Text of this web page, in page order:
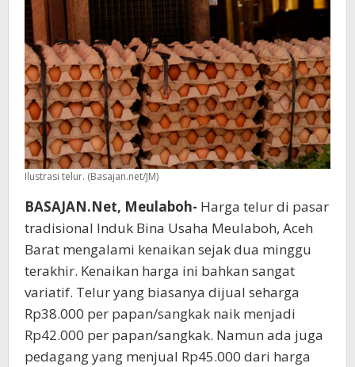
Ilustrasi telur. (Basajan.net/JM)
BASAJAN.Net, Meulaboh- Harga telur di pasar
tradisional Induk Bina Usaha Meulaboh, Aceh
Barat mengalami kenaikan sejak dua minggu
terakhir. Kenaikan harga ini bahkan sangat
variatif. Telur yang biasanya dijual seharga
Rp38.000 per papan/sangkak naik menjadi
Rp42.000 per papan/sangkak. Namun ada juga
pedagang yang menjual Rp45.000 dari harga